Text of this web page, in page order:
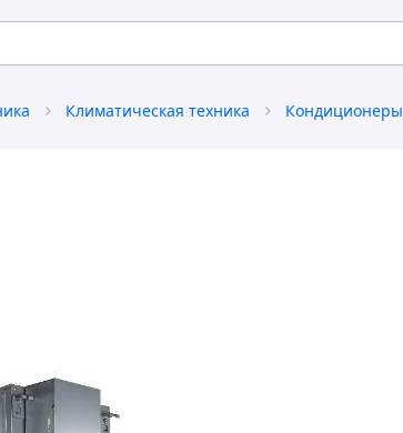
Климатическая техника Кондиционеры